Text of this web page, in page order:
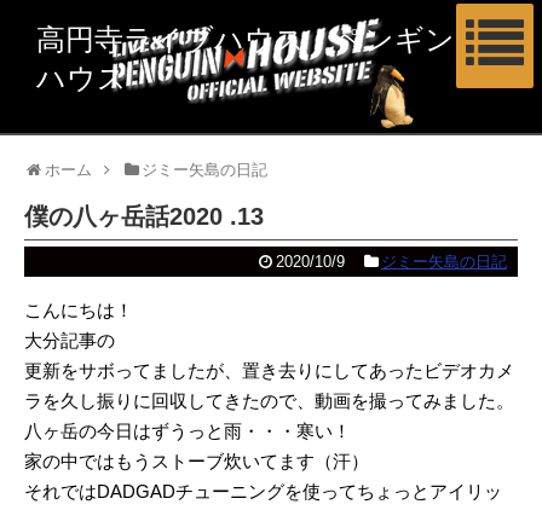
高円寺ライブハウス ペンギン
ハウス
ホーム ジミー矢島の日記
僕の八ヶ岳話2020 .13
2020/10/9 ジミー矢島の日記
こんにちは！
大分記事の
更新をサボってましたが、置き去りにしてあったビデオカメ
ラを久し振りに回収してきたので、動画を撮ってみました。
八ヶ岳の今日はずうっと雨・・・寒い！
家の中ではもうストーブ炊いてます（汗）
それではDADGADチューニングを使ってちょっとアイリッ